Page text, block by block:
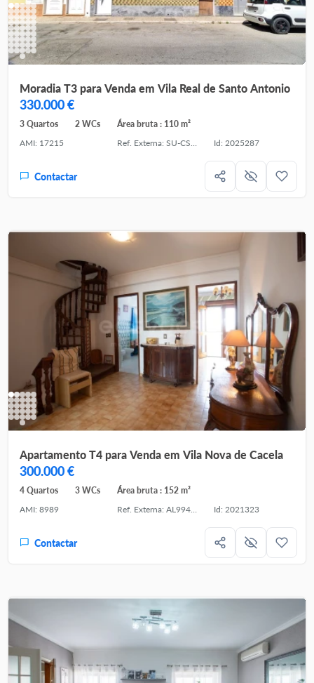
Moradia T3 para Venda em Vila Real de Santo Antonio
330.000 €
3 Quartos 2 WCs
Área bruta : 110 m²
AMI: 17215
Ref. Externa: SU-CS-MOR-95076 Id: 2025287
Contactar
Apartamento T4 para Venda em Vila Nova de Cacela
300.000 €
4 Quartos 3 WCs
Área bruta : 152 m²
AMI: 8989
Ref. Externa: AL99441VR Id: 2021323
Contactar